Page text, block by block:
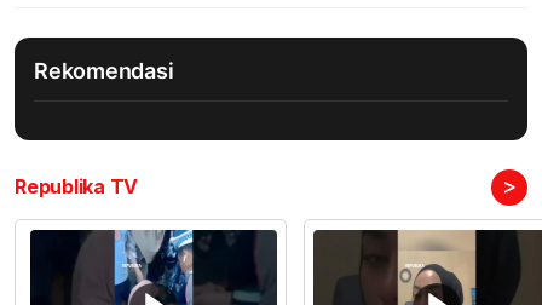
Rekomendasi
Republika TV >